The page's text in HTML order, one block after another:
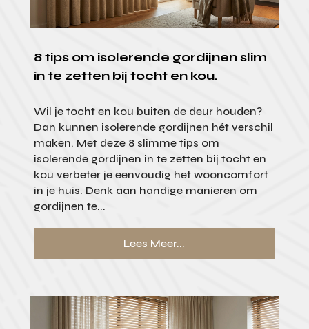
8 tips om isolerende gordijnen slim
in te zetten bij tocht en kou.
Wil je tocht en kou buiten de deur houden?
Dan kunnen isolerende gordijnen hét verschil
maken. Met deze 8 slimme tips om
isolerende gordijnen in te zetten bij tocht en
kou verbeter je eenvoudig het wooncomfort
in je huis. Denk aan handige manieren om
gordijnen te...
Lees Meer...